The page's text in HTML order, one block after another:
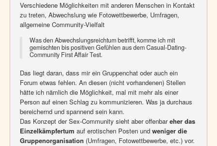
Verschiedene Möglichkeiten mit anderen Menschen in Kontakt
zu treten, Abwechslung wie Fotowettbewerbe, Umfragen,
allgemeine Community-Vielfalt
Was den Abwechslungsreichtum betrifft, komme ich mit
gemischten bis positiven Gefühlen aus dem Casual-Dating-
Community First Affair Test.
Das liegt daran, dass mir ein Gruppenchat oder auch ein
Forum etwas fehlen. An diesen (nicht vorhandenen) Stellen
hätte ich nämlich die Möglichkeit, mal mit mehr als einer
Person auf einen Schlag zu kommunizieren. Was ja durchaus
bereichernd und spannend sein kann.
Das Konzept der Sex-Community sieht aber offenbareher das
Einzelkämpfertum auf erotischen Posten und weniger die
Gruppenorganisation (Umfragen, Fotowettbewerbe, etc.) vor.